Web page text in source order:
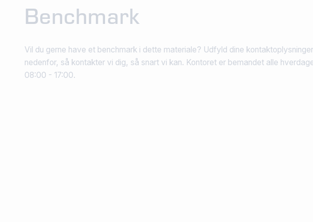
Benchmark
Vil du gerne have et benchmark i dette materiale? Udfyld dine kontaktoplysninger
nedenfor, så kontakter vi dig, så snart vi kan. Kontoret er bemandet alle
08:00 - 17:00.